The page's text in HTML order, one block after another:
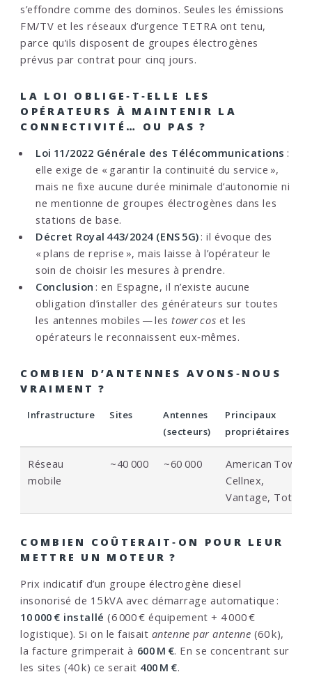
s’effondre comme des dominos. Seules les émissions
FM/TV et les réseaux d’urgence TETRA ont tenu,
parce qu’ils disposent de groupes électrogènes
prévus par contrat pour cinq jours.
LA LOI OBLIGE‑T‑ELLE LES
OPÉRATEURS À MAINTENIR LA
CONNECTIVITÉ… OU PAS ?
Loi 11/2022 Générale des Télécommunications :
elle exige de « garantir la continuité du service »,
mais ne fixe aucune durée minimale d’autonomie ni
ne mentionne de groupes électrogènes dans les
stations de base.
Décret Royal 443/2024 (ENS 5G) : il évoque des
« plans de reprise », mais laisse à l’opérateur le
soin de choisir les mesures à prendre.
Conclusion : en Espagne, il n’existe aucune
obligation d’installer des générateurs sur toutes
les antennes mobiles — lestower cos et les
opérateurs le reconnaissent eux‑mêmes.
COMBIEN D’ANTENNES AVONS‑NOUS
VRAIMENT ?
Infrastructure Sites
Antennes
(secteurs)
Principaux
propriétaires
Réseau
mobile
~40 000 ~60 000
American Tower,
Cellnex,
Vantage, Totem
COMBIEN COÛTERAIT‑ON POUR LEUR
METTRE UN MOTEUR ?
Prix indicatif d’un groupe électrogène diesel
insonorisé de 15 kVA avec démarrage automatique :
10 000 € installé (6 000 € équipement + 4 000 €
logistique). Si on le faisait antenne par antenne (60 k),
la facture grimperait à 600 M €. En se concentrant sur
les sites (40 k) ce serait 400 M €.